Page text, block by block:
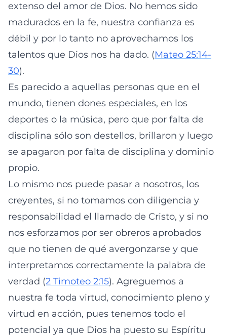
extenso del amor de Dios. No hemos sido
madurados en la fe, nuestra confianza es
débil y por lo tanto no aprovechamos los
talentos que Dios nos ha dado. (Mateo 25:14-
30).
Es parecido a aquellas personas que en el
mundo, tienen dones especiales, en los
deportes o la música, pero que por falta de
disciplina sólo son destellos, brillaron y luego
se apagaron por falta de disciplina y dominio
propio.
Lo mismo nos puede pasar a nosotros, los
creyentes, si no tomamos con diligencia y
responsabilidad el llamado de Cristo, y si no
nos esforzamos por ser obreros aprobados
que no tienen de qué avergonzarse y que
interpretamos correctamente la palabra de
verdad (2 Timoteo 2:15). Agreguemos a
nuestra fe toda virtud, conocimiento pleno y
virtud en acción, pues tenemos todo el
potencial ya que Dios ha puesto su Espíritu